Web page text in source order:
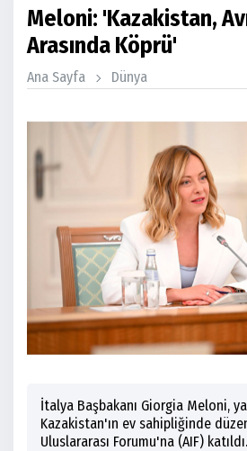
Meloni: 'Kazakistan,
Arasında Köprü'
Ana Sayfa Dünya
İtalya Başbakanı Giorgia Meloni,
Kazakistan'ın ev sahipliğinde
Uluslararası Forumu'na (AIF) katıldı.